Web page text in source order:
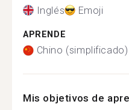
Inglés Emoji
APRENDE
Chino (simplificado)
Mis objetivos de